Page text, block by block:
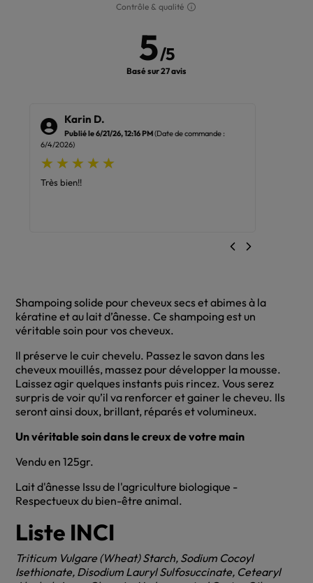
Contrôle & qualité
5 /5
Basé sur 27 avis
Karin D.
Publié le 6/21/26, 12:16 PM(Date de commande :
6/4/2026)
Très bien!!
Shampoing solide pour cheveux secs et abimes à la
kératine et au lait d’ânesse. Ce shampoing est un
véritable soin pour vos cheveux.
Il préserve le cuir chevelu. Passez le savon dans les
cheveux mouillés, massez pour développer la mousse.
Laissez agir quelques instants puis rincez. Vous serez
surpris de voir qu’il va renforcer et gainer le cheveu. Ils
seront ainsi doux, brillant, réparés et volumineux.
Un véritable soin dans le creux de votre main
Vendu en 125gr.
Lait d'ânesse Issu de l'agriculture biologique -
Respectueux du bien-être animal.
Liste INCI
Triticum Vulgare (Wheat) Starch, Sodium Cocoyl
Isethionate, Disodium Lauryl Sulfosuccinate, Cetearyl